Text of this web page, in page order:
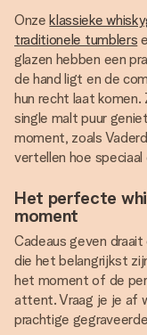
Onzeklassieke
traditionele tumblers
glazen hebben een
de hand ligt en de
hun recht laat
single malt puur
moment, zoals
vertellen hoe speciaal
Het perfecte
moment
Cadeaus geven
die het belangrijkst
het moment of de
attent. Vraag je je af
prachtige